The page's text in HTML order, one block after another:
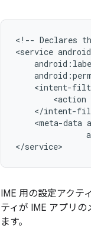
<!-- Declares
<service
<action
<meta-data
</service>
IME 用の設定アクテ
ティが IME アプリ
ます。